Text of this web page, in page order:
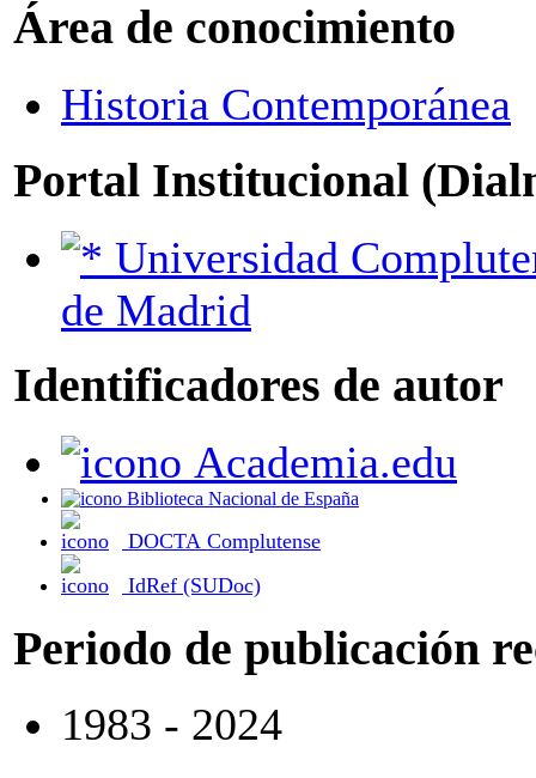
Área de conocimiento
Historia Contemporánea
Portal Institucional
de Madrid
Identificadores de autor
Academia.edu
Biblioteca Nacional de España
DOCTA Complutense
IdRef (SUDoc)
Periodo de publicación
1983 - 2024